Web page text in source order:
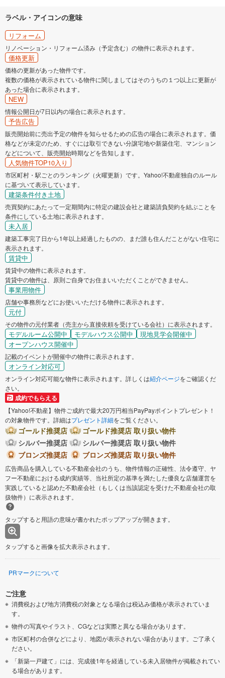
ラベル・アイコンの意味
リフォーム
リノベーション・リフォーム済み（予定含む）の物件に表示されます。
価格更新
価格の更新があった物件です。
複数の価格が表示されている物件に関しましてはそのうちの１つ以上に更新が
あった場合に表示されます。
NEW
情報公開日が7日以内の場合に表示されます。
予告広告
販売開始前に売出予定の物件を知らせるための広告の場合に表示されます。価
格などが未定のため、すぐには取引できない分譲宅地や新築住宅、マンション
などについて、販売開始時期などを告知します。
人気物件TOP10入り
市区町村・駅ごとのランキング（火曜更新）です。Yahoo!不動産独自のルール
に基づいて表示しています。
建築条件付き土地
売買契約にあたって一定期間内に特定の建設会社と建築請負契約を結ぶことを
条件にしている土地に表示されます。
未入居
建築工事完了日から1年以上経過したものの、まだ誰も住んだことがない住宅に
表示されます。
賃貸中
賃貸中の物件に表示されます。
賃貸中の物件は、原則ご自身でお住まいいただくことができません。
事業用物件
店舗や事務所などにお使いいただける物件に表示されます。
元付
その物件の元付業者（売主から直接依頼を受けている会社）に表示されます。
モデルルーム公開中 モデルハウス公開中
現地見学会開催中
オープンハウス開催中
記載のイベントが開催中の物件に表示されます。
オンライン対応可
オンライン対応可能な物件に表示されます。詳しくは紹介ページをご確認くだ
さい。
成約でもらえる
【Yahoo!不動産】物件ご成約で最大20万円相当PayPayポイントプレゼント！
の対象物件です。詳細はプレゼント詳細をご覧ください。
ゴールド推奨店
ゴールド推奨店 取り扱い物件
シルバー推奨店
シルバー推奨店 取り扱い物件
ブロンズ推奨店
ブロンズ推奨店 取り扱い物件
広告商品を購入している不動産会社のうち、物件情報の正確性、法令遵守、ヤ
フー不動産における成約実績等、当社所定の基準を満たした優良な店舗運営を
実践していると認めた不動産会社（もしくは当該認定を受けた不動産会社の取
扱物件）に表示されます。
タップすると用語の意味が書かれたポップアップが開きます。
タップすると画像を拡大表示されます。
PRマークについて
ご注意
消費税および地方消費税の対象となる場合は税込み価格が表示されていま
す。
物件の写真やイラスト、CGなどは実際と異なる場合があります。
市区町村の合併などにより、地図が表示されない場合があります。ご了承く
ださい。
「新築一戸建て」には、完成後1年を経過している未入居物件が掲載されてい
る場合があります。